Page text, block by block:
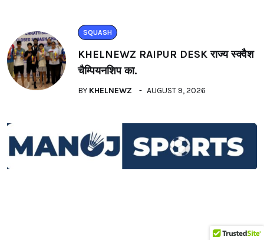
SQUASH
KHELNEWZ RAIPUR DESK राज्य स्क्वैश
चैम्पियनशिप का.
BY KHELNEWZ AUGUST 9, 2026